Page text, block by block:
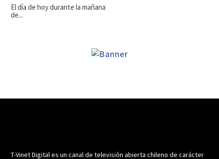
El día de hoy durante la mañana
de...
T-Vinet Digital es un canal de televisión abierta chileno de carácter